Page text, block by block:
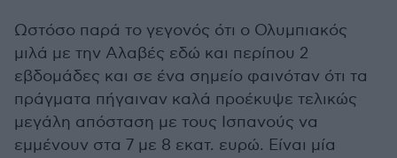
Ωστόσο παρά το γεγονός ότι ο Ολυμπιακός
μιλά με την Αλαβές εδώ και περίπου 2
εβδομάδες και σε ένα σημείο φαινόταν ότι τα
πράγματα πήγαιναν καλά προέκυψε τελικώς
μεγάλη απόσταση με τους Ισπανούς να
εμμένουν στα 7 με 8 εκατ. ευρώ. Είναι μία